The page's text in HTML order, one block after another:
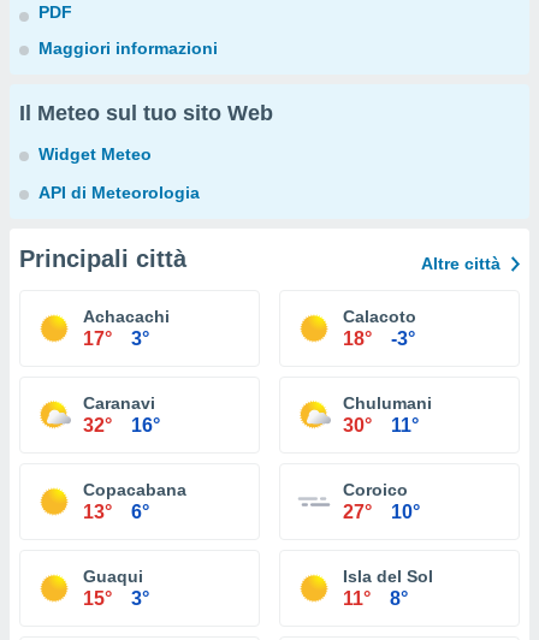
PDF
Maggiori informazioni
Il Meteo sul tuo sito Web
Widget Meteo
API di Meteorologia
Principali città Altre città
Achacachi
17° 3°
Calacoto
18° -3°
Caranavi
32° 16°
Chulumani
30° 11°
Copacabana
13° 6°
Coroico
27° 10°
Guaqui
15° 3°
Isla del Sol
11° 8°